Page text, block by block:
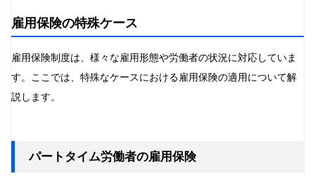
雇用保険の特殊ケース
雇用保険制度は、様々な雇用形態や労働者の状況に対応していま
す。ここでは、特殊なケースにおける雇用保険の適用について解
説します。
パートタイム労働者の雇用保険